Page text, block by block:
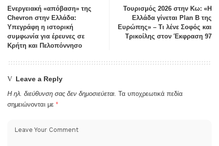
Ενεργειακή «απόβαση» της
Chevron στην Ελλάδα:
Υπεγράφη η ιστορική
συμφωνία για έρευνες σε
Κρήτη και Πελοπόννησο
Τουρισμός 2026 στην Κω: «Η
Ελλάδα γίνεται Plan B της
Ευρώπης» – Τι λένε Σοφός και
Τρικοίλης στον Έκφραση 97
Leave a Reply
Η ηλ. διεύθυνση σας δεν δημοσιεύεται. Τα υποχρεωτικά πεδία
σημειώνονται με *